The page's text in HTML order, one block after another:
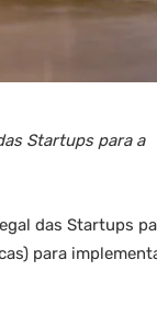
Startups para a
das Startups
para